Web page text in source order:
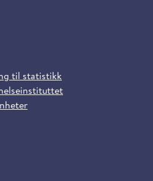
til statistikk